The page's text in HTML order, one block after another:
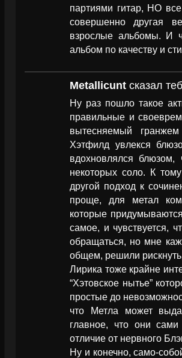
партиями гитар, НО
совершенно другая
взрослые альбомы. И
альбом по качеству и
Metallicunt сказал
Ну раз пошло такое
правильные и
вытесняемый
Хэтфилд увлекся
вдохновлялся
некоторых соло. К
другой подход к
проще, для метал
которые
самое, и чувствуется,
обращаться, но мне
общем, решили
Лирика тоже крайне
“Хэтовское нытье”
простые до
что Метла может
главное, что они сами
отличие от нервного
Ну и конечно, само-